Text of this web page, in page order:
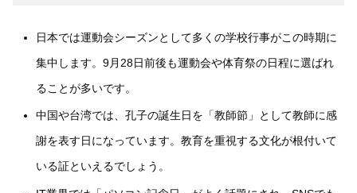
日本では運動会シーズンとして多くの学校行事がこの時期に
集中します。9月28日前後も運動会や体育祭の日程に選ばれ
ることが多いです。
中国や台湾では、孔子の誕生日を「教師節」として教師に感
謝を表す日になっています。教育を重視する文化が根付いて
いる証といえるでしょう。